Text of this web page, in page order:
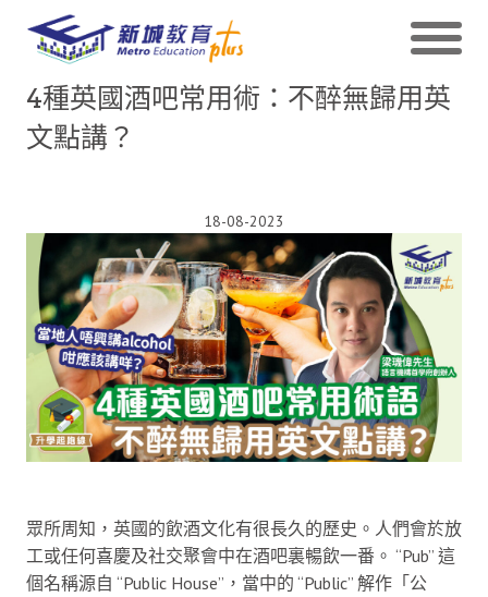
4種英國酒吧常用術：不醉無歸用英
文點講？
18-08-2023
眾所周知，英國的飲酒文化有很長久的歷史。人們會於放
工或任何喜慶及社交聚會中在酒吧裏暢飲一番。 “Pub” 這
個名稱源自 “Public House”，當中的 “Public” 解作「公